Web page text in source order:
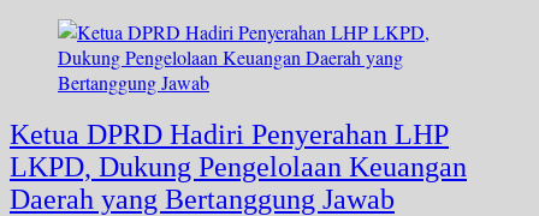
Ketua DPRD Hadiri Penyerahan LHP
LKPD, Dukung Pengelolaan Keuangan
Daerah yang Bertanggung Jawab